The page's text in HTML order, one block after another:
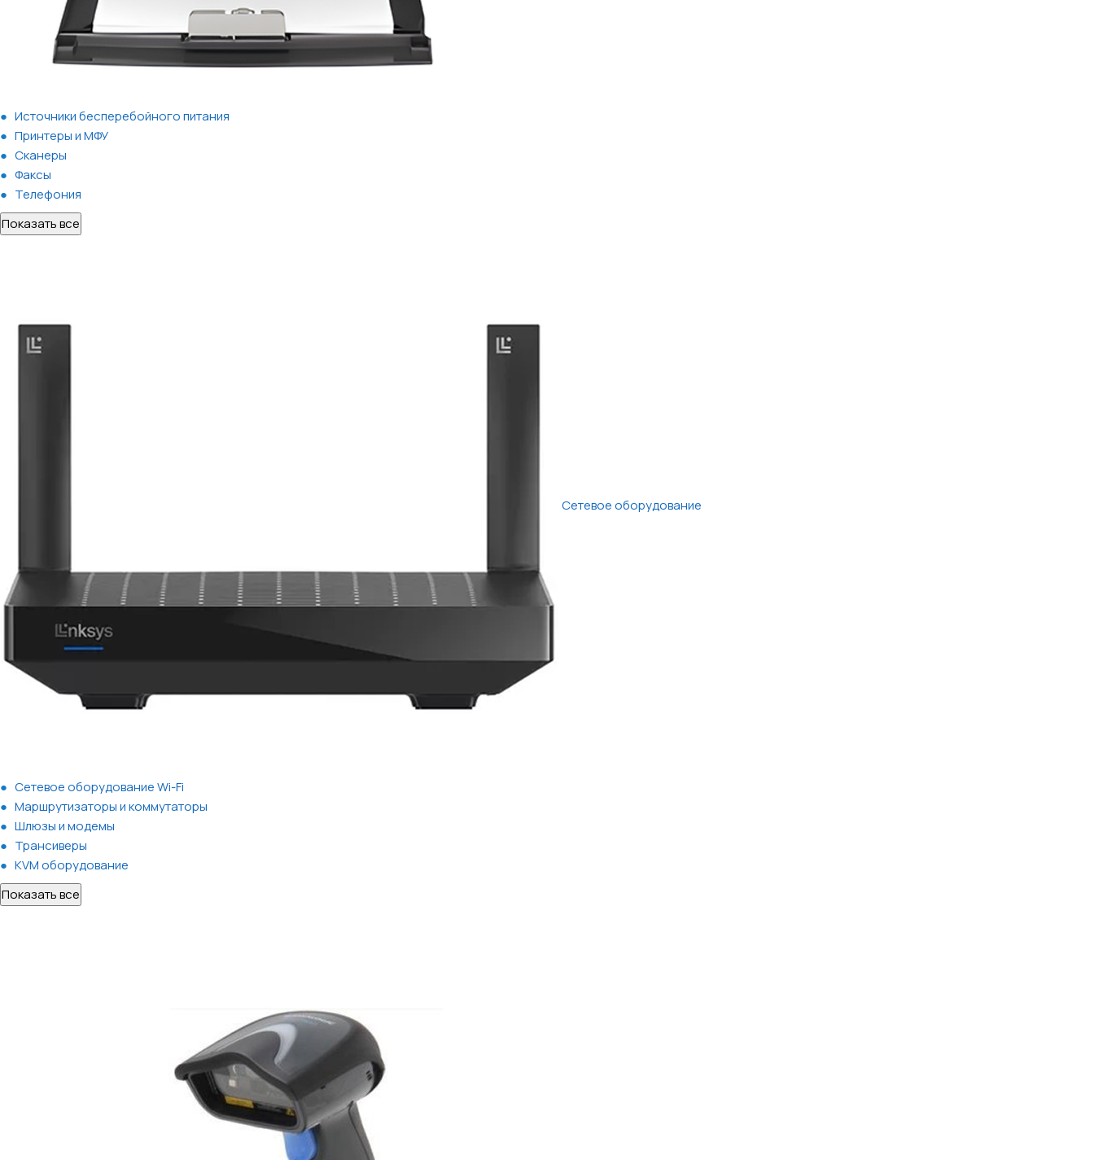
Источники бесперебойного питания
Принтеры и МФУ
Сканеры
Факсы
Телефония
Показать все
Сетевое оборудование
Сетевое оборудование Wi-Fi
Маршрутизаторы и коммутаторы
Шлюзы и модемы
Трансиверы
KVM оборудование
Показать все